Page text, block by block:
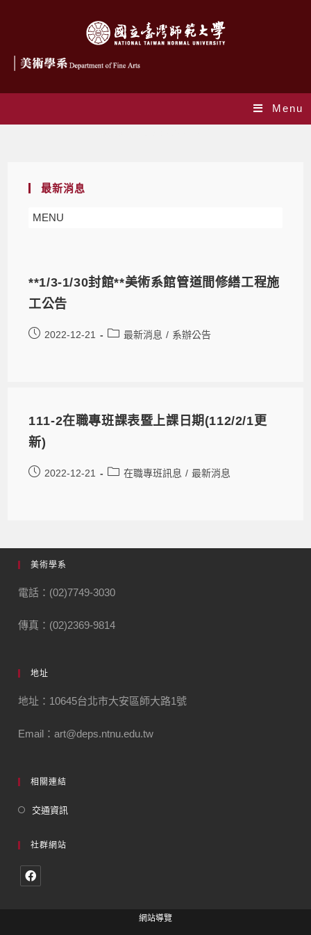
Menu
最新消息
MENU
**1/3-1/30封館**美術系館管道間修繕工程施
工公告
2022-12-21 最新消息 / 系辦公告
111-2在職專班課表暨上課日期(112/2/1更
新)
2022-12-21 在職專班訊息 / 最新消息
美術學系
電話：(02)7749-3030
傳真：(02)2369-9814
地址
地址：10645台北市大安區師大路1號
Email：art@deps.ntnu.edu.tw
相關連結
交通資訊
社群網站
網站導覽